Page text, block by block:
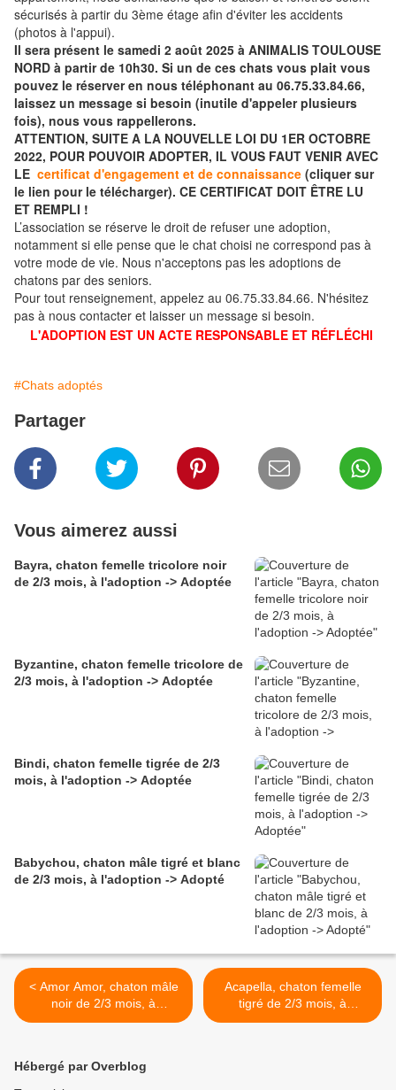
sécurisés à partir du 3ème étage afin d'éviter les accidents
(photos à l'appui).
Il sera présent le samedi 2 août 2025 à ANIMALIS TOULOUSE
NORD à partir de 10h30. Si un de ces chats vous plait vous
pouvez le réserver en nous téléphonant au 06.75.33.84.66,
laissez un message si besoin (inutile d'appeler plusieurs
fois), nous vous rappellerons.
ATTENTION, SUITE A LA NOUVELLE LOI DU 1ER OCTOBRE
2022, POUR POUVOIR ADOPTER, IL VOUS FAUT VENIR AVEC
LE certificat d'engagement et de connaissance (cliquer sur
le lien pour le télécharger). CE CERTIFICAT DOIT ÊTRE LU
ET REMPLI !
L’association se réserve le droit de refuser une adoption,
notamment si elle pense que le chat choisi ne correspond pas à
votre mode de vie. Nous n'acceptons pas les adoptions de
chatons par des seniors.
Pour tout renseignement, appelez au 06.75.33.84.66. N'hésitez
pas à nous contacter et laisser un message si besoin.
L'ADOPTION EST UN ACTE RESPONSABLE ET RÉFLÉCHI
#Chats adoptés
Partager
Vous aimerez aussi
Bayra, chaton femelle tricolore noir
de 2/3 mois, à l'adoption -> Adoptée
Byzantine, chaton femelle tricolore de
2/3 mois, à l'adoption -> Adoptée
Bindi, chaton femelle tigrée de 2/3
mois, à l'adoption -> Adoptée
Babychou, chaton mâle tigré et blanc
de 2/3 mois, à l'adoption -> Adopté
< Amor Amor, chaton mâle
noir de 2/3 mois, à
l'adoption -> adopté
Acapella, chaton femelle
tigré de 2/3 mois, à
l'adoption -> adoptée >
Hébergé par Overblog